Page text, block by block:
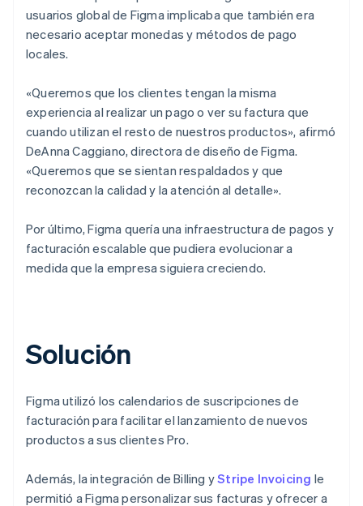
usuarios global de Figma implicaba que también era
necesario aceptar monedas y métodos de pago
locales.
«Queremos que los clientes tengan la misma
experiencia al realizar un pago o ver su factura que
cuando utilizan el resto de nuestros productos», afirmó
DeAnna Caggiano, directora de diseño de Figma.
«Queremos que se sientan respaldados y que
reconozcan la calidad y la atención al detalle».
Por último, Figma quería una infraestructura de pagos y
facturación escalable que pudiera evolucionar a
medida que la empresa siguiera creciendo.
Solución
Figma utilizó los calendarios de suscripciones de
facturación para facilitar el lanzamiento de nuevos
productos a sus clientes Pro.
Además, la integración de Billing yStripe Invoicing le
permitió a Figma personalizar sus facturas y ofrecer a